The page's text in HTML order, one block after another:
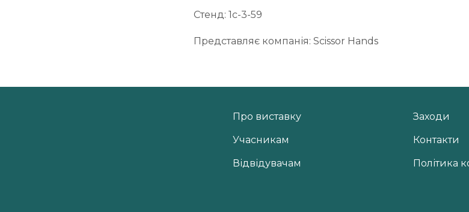
Стенд: 1c-3-59
Представляє компанія: Scissor Hands
Про виставку
Учасникам
Відвідувачам
Заходи
Контакти
Політика